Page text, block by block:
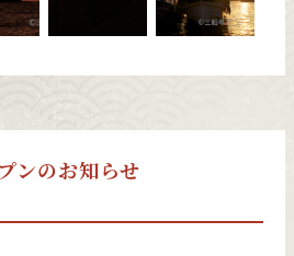
ンのお知らせ